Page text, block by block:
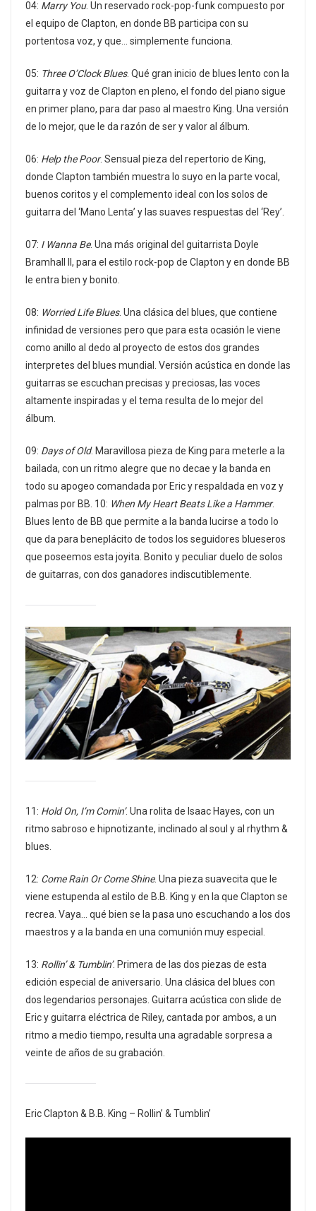
04: Marry You. Un reservado rock-pop-funk compuesto por
el equipo de Clapton, en donde BB participa con su
portentosa voz, y que… simplemente funciona.
05: Three O’Clock Blues. Qué gran inicio de blues lento con la
guitarra y voz de Clapton en pleno, el fondo del piano sigue
en primer plano, para dar paso al maestro King. Una versión
de lo mejor, que le da razón de ser y valor al álbum.
06: Help the Poor. Sensual pieza del repertorio de King,
donde Clapton también muestra lo suyo en la parte vocal,
buenos coritos y el complemento ideal con los solos de
guitarra del ‘Mano Lenta’ y las suaves respuestas del ‘Rey’.
07: I Wanna Be. Una más original del guitarrista Doyle
Bramhall II, para el estilo rock-pop de Clapton y en donde BB
le entra bien y bonito.
08: Worried Life Blues. Una clásica del blues, que contiene
infinidad de versiones pero que para esta ocasión le viene
como anillo al dedo al proyecto de estos dos grandes
interpretes del blues mundial. Versión acústica en donde las
guitarras se escuchan precisas y preciosas, las voces
altamente inspiradas y el tema resulta de lo mejor del
álbum.
09: Days of Old. Maravillosa pieza de King para meterle a la
bailada, con un ritmo alegre que no decae y la banda en
todo su apogeo comandada por Eric y respaldada en voz y
palmas por BB. 10: When My Heart Beats Like a Hammer.
Blues lento de BB que permite a la banda lucirse a todo lo
que da para beneplácito de todos los seguidores blueseros
que poseemos esta joyita. Bonito y peculiar duelo de solos
de guitarras, con dos ganadores indiscutiblemente.
11: Hold On, I’m Comin’. Una rolita de Isaac Hayes, con un
ritmo sabroso e hipnotizante, inclinado al soul y al rhythm &
blues.
12: Come Rain Or Come Shine. Una pieza suavecita que le
viene estupenda al estilo de B.B. King y en la que Clapton se
recrea. Vaya… qué bien se la pasa uno escuchando a los dos
maestros y a la banda en una comunión muy especial.
13: Rollin’ & Tumblin’. Primera de las dos piezas de esta
edición especial de aniversario. Una clásica del blues con
dos legendarios personajes. Guitarra acústica con slide de
Eric y guitarra eléctrica de Riley, cantada por ambos, a un
ritmo a medio tiempo, resulta una agradable sorpresa a
veinte de años de su grabación.
Eric Clapton & B.B. King – Rollin’ & Tumblin’